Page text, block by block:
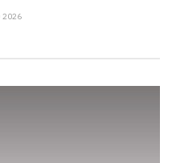
2026